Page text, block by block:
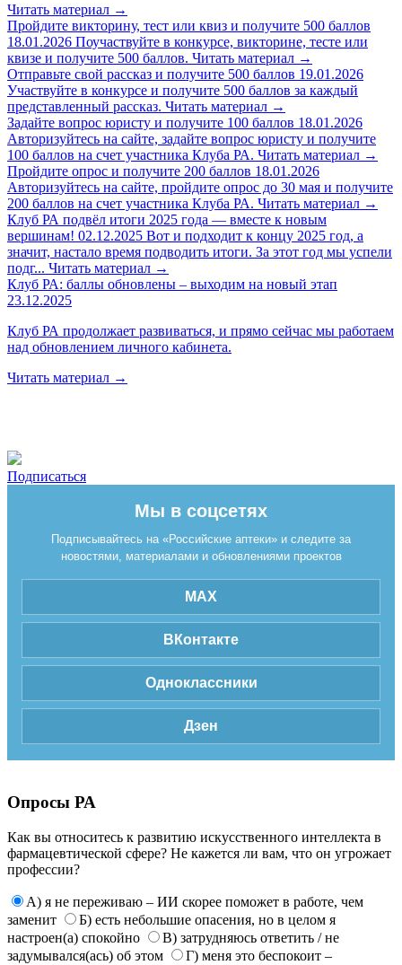
Читать материал →
Пройдите викторину, тест или квиз и получите 500 баллов
18.01.2026 Поучаствуйте в конкурсе, викторине, тесте или
квизе и получите 500 баллов. Читать материал →
Отправьте свой рассказ и получите 500 баллов 19.01.2026
Участвуйте в конкурсе и получите 500 баллов за каждый
представленный рассказ. Читать материал →
Задайте вопрос юристу и получите 100 баллов 18.01.2026
Авторизуйтесь на сайте, задайте вопрос юристу и получите
100 баллов на счет участника Клуба РА. Читать материал →
Пройдите опрос и получите 200 баллов 18.01.2026
Авторизуйтесь на сайте, пройдите опрос до 30 мая и получите
200 баллов на счет участника Клуба РА. Читать материал →
Клуб РА подвёл итоги 2025 года — вместе к новым
вершинам! 02.12.2025 Вот и подходит к концу 2025 год, а
значит, настало время подводить итоги. За этот год мы успели
подг... Читать материал →
Клуб РА: баллы обновлены – выходим на новый этап
23.12.2025
Клуб РА продолжает развиваться, и прямо сейчас мы работаем
над обновлением личного кабинета.
Читать материал →
Подписаться
Мы в соцсетях
Подписывайтесь на «Российские аптеки» и следите за
новостями, материалами и обновлениями проектов
MAX
ВКонтакте
Одноклассники
Дзен
Опросы РА
Как вы относитесь к развитию искусственного интеллекта в
фармацевтической сфере? Не кажется ли вам, что он угрожает
профессии?
А) я не переживаю – ИИ скорее поможет в работе, чем
заменит
Б) есть небольшие опасения, но в целом я
настроен(а) спокойно
В) затрудняюсь ответить / не
задумывался(ась) об этом
Г) меня это беспокоит –